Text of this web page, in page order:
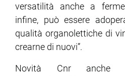
versatilità anche a
infine, può essere
qualità organolettiche di
crearne di nuovi”.
Novità Cnr anche